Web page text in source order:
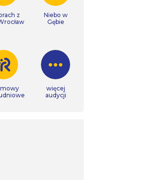
z
Niebo w
Gębie
więcej
audycji